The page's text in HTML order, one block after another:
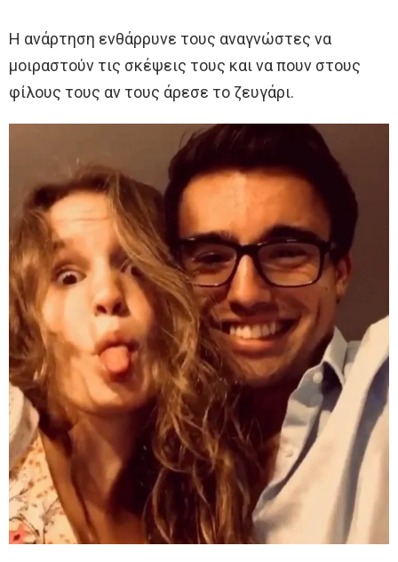
Η ανάρτηση ενθάρρυνε τους αναγνώστες να
μοιραστούν τις σκέψεις τους και να πουν στους
φίλους τους αν τους άρεσε το ζευγάρι.